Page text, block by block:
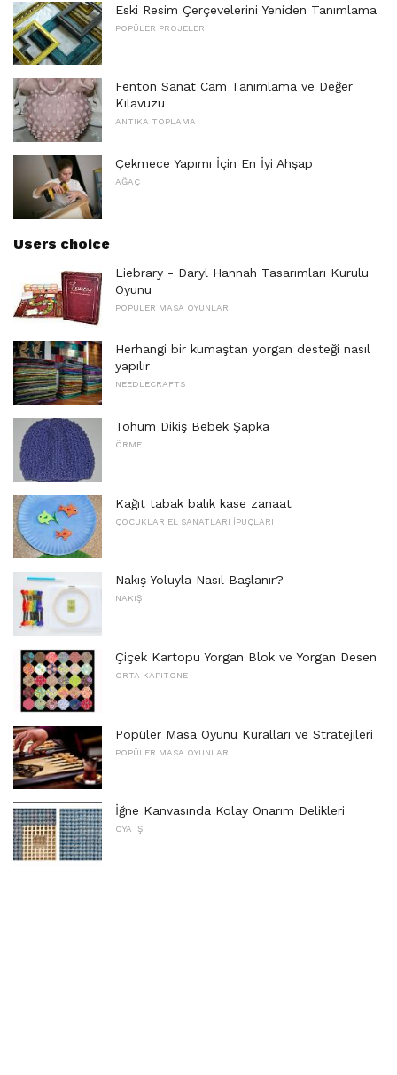
Eski Resim Çerçevelerini Yeniden Tanımlama
POPÜLER PROJELER
Fenton Sanat Cam Tanımlama ve Değer
Kılavuzu
ANTIKA TOPLAMA
Çekmece Yapımı İçin En İyi Ahşap
AĞAÇ
Users choice
Liebrary - Daryl Hannah Tasarımları Kurulu
Oyunu
POPÜLER MASA OYUNLARI
Herhangi bir kumaştan yorgan desteği nasıl
yapılır
NEEDLECRAFTS
Tohum Dikiş Bebek Şapka
ÖRME
Kağıt tabak balık kase zanaat
ÇOCUKLAR EL SANATLARI İPUÇLARI
Nakış Yoluyla Nasıl Başlanır?
NAKIŞ
Çiçek Kartopu Yorgan Blok ve Yorgan Desen
ORTA KAPITONE
Popüler Masa Oyunu Kuralları ve Stratejileri
POPÜLER MASA OYUNLARI
İğne Kanvasında Kolay Onarım Delikleri
OYA IŞI